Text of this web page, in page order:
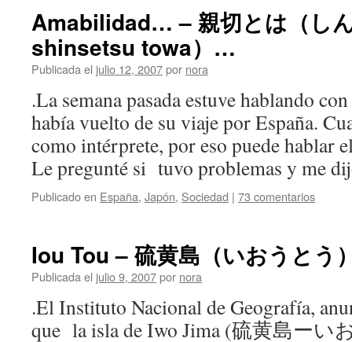
Amabilidad… – 親切とは（し
shinsetsu towa）…
Publicada el julio 12, 2007por nora
.La semana pasada estuve hablando
había vuelto de su viaje por España.
como intérprete, por eso puede hablar
Le pregunté si tuvo problemas y me
Publicado en España, Japón, Sociedad | 73 comentarios
Iou Tou – 硫黄島（いおうとう
Publicada el julio 9, 2007por nora
.El Instituto Nacional de Geografía,
que la isla de Iwo Jima (硫黄島ーい